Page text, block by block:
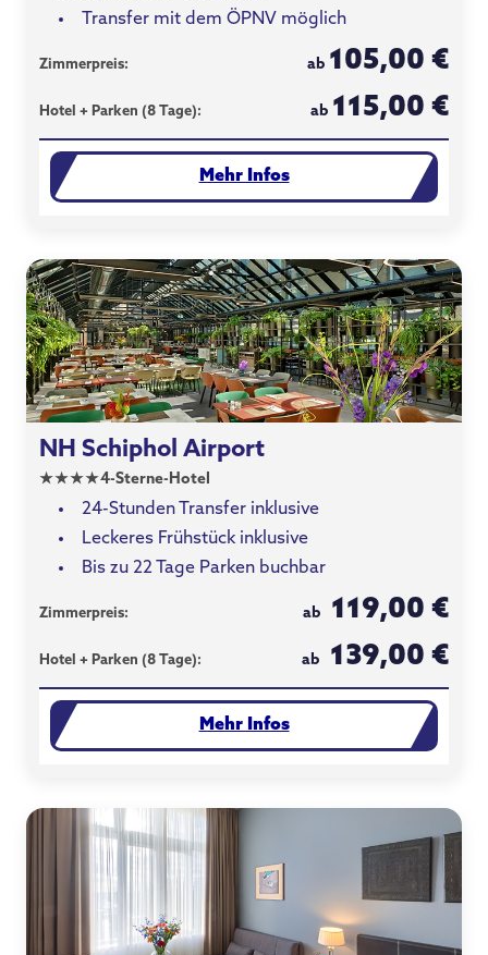
Transfer mit dem ÖPNV möglich
Zimmerpreis: ab 105,00 €
Hotel + Parken (8 Tage): ab 115,00 €
Mehr Infos
NH Schiphol Airport
★★★★4-Sterne-Hotel
24-Stunden Transfer inklusive
Leckeres Frühstück inklusive
Bis zu 22 Tage Parken buchbar
Zimmerpreis: ab 119,00 €
Hotel + Parken (8 Tage): ab 139,00 €
Mehr Infos